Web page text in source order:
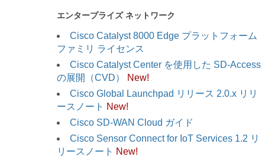
エンタープライズ ネットワーク
Cisco Catalyst 8000 Edge プラットフォーム
ファミリ ライセンス
Cisco Catalyst Center を使用した SD-Access
の展開（CVD）
New!
Cisco Global Launchpad リリース 2.0.x リリ
ースノート New!
Cisco SD-WAN Cloud ガイド
Cisco Sensor Connect for IoT Services 1.2 リ
リースノート New!